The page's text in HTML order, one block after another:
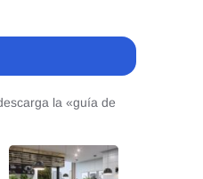
la «guía de